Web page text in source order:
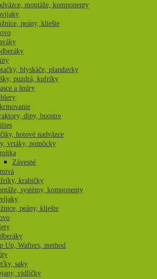
montáže, komponenty
peány, kliešte
blyskáče, plandavky
puzdrá, kufríky
a šnúry
dipy, boostre
hotové nadväzce
vrtáky, pomôcky
Závesné
krabičky
systémy, komponenty
peány, kliešte
Up, Wafters, method
saky
vidličky